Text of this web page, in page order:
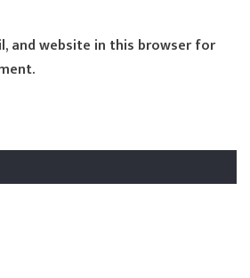
and website in this browser for